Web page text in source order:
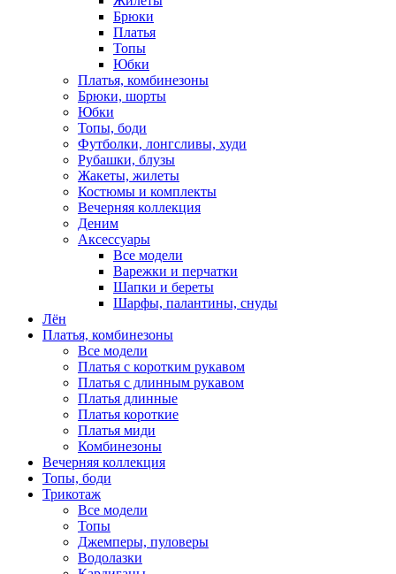
Брюки
Платья
Топы
Юбки
Платья, комбинезоны
Брюки, шорты
Юбки
Топы, боди
Футболки, лонгсливы, худи
Рубашки, блузы
Жакеты, жилеты
Костюмы и комплекты
Вечерняя коллекция
Деним
Аксессуары
Все модели
Варежки и перчатки
Шапки и береты
Шарфы, палантины, снуды
Лён
Платья, комбинезоны
Все модели
Платья с коротким рукавом
Платья с длинным рукавом
Платья длинные
Платья короткие
Платья миди
Комбинезоны
Вечерняя коллекция
Топы, боди
Трикотаж
Все модели
Топы
Джемперы, пуловеры
Водолазки